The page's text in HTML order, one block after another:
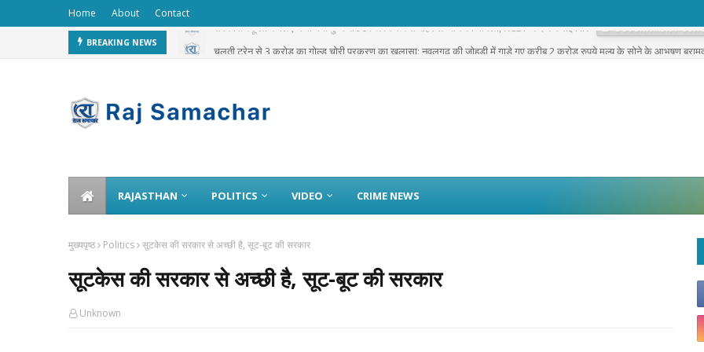
Home About Contact
BREAKING NEWS चलती ट्रेन से 3 करोड़ का गोल्ड चोरी प्रकरण का खुलासा: नवलगढ़ की जोहड़ी में गाड़े गए करीब 2 करोड़ रुपये मूल्य के सोने के आभूषण बरामद
RAJASTHAN POLITICS VIDEO CRIME NEWS
मुख्यपृष्ठ Politics सूटकेस की सरकार से अच्छी है, सूट-बूट की सरकार
सूटकेस की सरकार से अच्छी है, सूट-बूट की सरकार
Unknown